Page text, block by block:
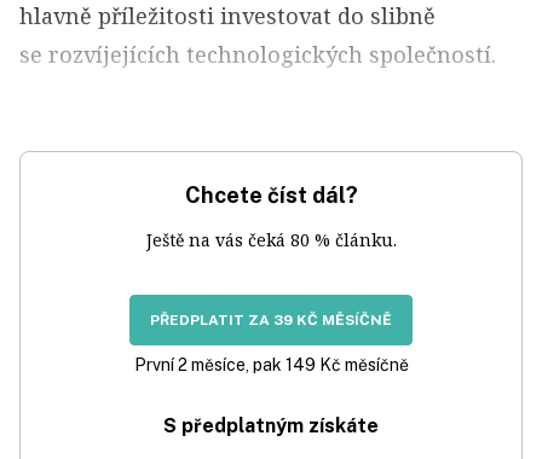
hlavně příležitosti investovat do slibně
se rozvíjejících technologických společností.
Chcete číst dál?
Ještě na vás čeká 80 % článku.
PŘEDPLATIT ZA 39 KČ MĚSÍČNĚ
První 2 měsíce, pak 149 Kč měsíčně
S předplatným získáte